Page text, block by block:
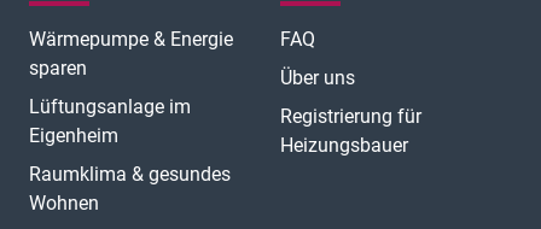
Wärmepumpe & Energie
sparen
Lüftungsanlage im
Eigenheim
Raumklima & gesundes
Wohnen
FAQ
Über uns
Registrierung für
Heizungsbauer